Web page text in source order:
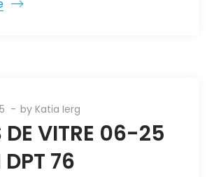
byKatia Ierg
DE VITRE 06-25
DPT 76